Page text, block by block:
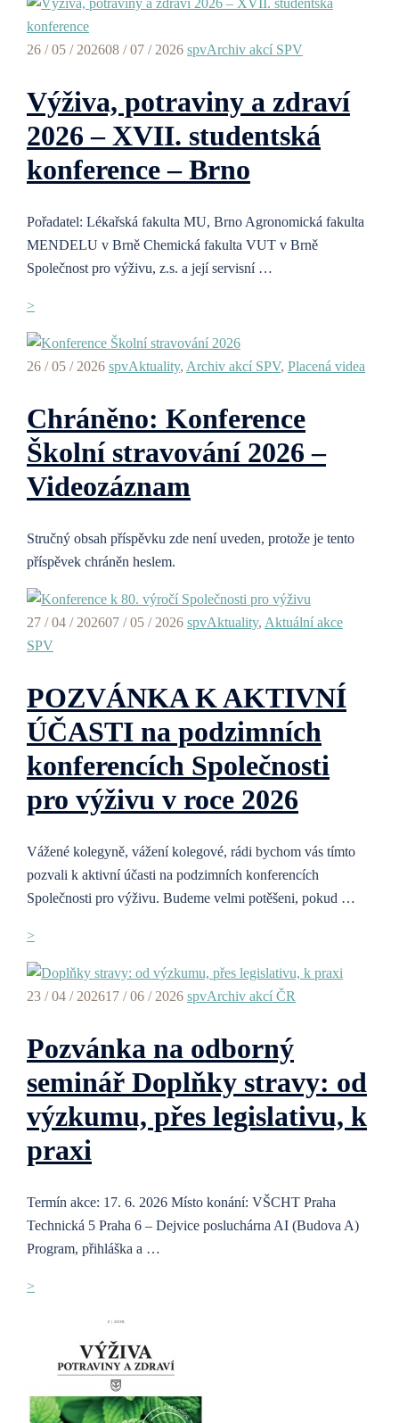
26 / 05 / 202608 / 07 / 2026 spvArchiv akcí SPV
Výživa, potraviny a zdraví
2026 – XVII. studentská
konference – Brno
Pořadatel: Lékařská fakulta MU, Brno Agronomická fakulta
MENDELU v Brně Chemická fakulta VUT v Brně
Společnost pro výživu, z.s. a její servisní …
>
26 / 05 / 2026 spvAktuality, Archiv akcí SPV, Placená videa
Chráněno: Konference
Školní stravování 2026 –
Videozáznam
Stručný obsah příspěvku zde není uveden, protože je tento
příspěvek chráněn heslem.
27 / 04 / 202607 / 05 / 2026 spvAktuality, Aktuální akce
SPV
POZVÁNKA K AKTIVNÍ
ÚČASTI na podzimních
konferencích Společnosti
pro výživu v roce 2026
Vážené kolegyně, vážení kolegové, rádi bychom vás tímto
pozvali k aktivní účasti na podzimních konferencích
Společnosti pro výživu. Budeme velmi potěšeni, pokud …
>
23 / 04 / 202617 / 06 / 2026 spvArchiv akcí ČR
Pozvánka na odborný
seminář Doplňky stravy: od
výzkumu, přes legislativu, k
praxi
Termín akce: 17. 6. 2026 Místo konání: VŠCHT Praha
Technická 5 Praha 6 – Dejvice posluchárna AI (Budova A)
Program, přihláška a …
>